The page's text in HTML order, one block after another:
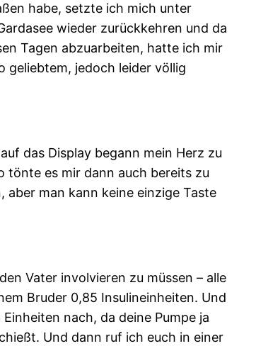
habe, setzte ich mich unter
wieder zurückkehren und da
Tagen abzuarbeiten, hatte ich mir
geliebtem, jedoch leider völlig
das Display begann mein Herz zu
tönte es mir dann auch bereits zu
aber man kann keine einzige Taste
Vater involvieren zu müssen – alle
Bruder 0,85 Insulineinheiten. Und
nach, da deine Pumpe ja
Und dann ruf ich euch in einer